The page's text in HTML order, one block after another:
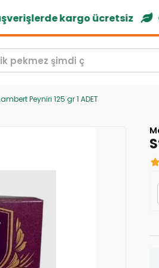
kargo ücretsiz
Peyniri 125 gr 1 ADET